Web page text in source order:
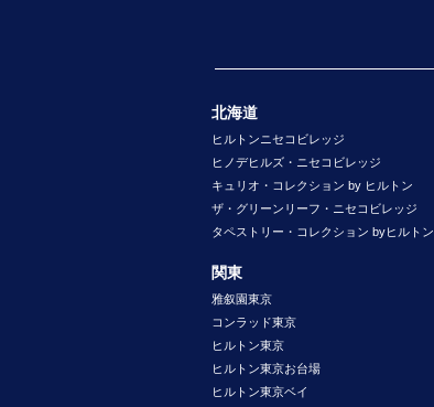
北海道
ヒルトンニセコビレッジ
ヒノデヒルズ・ニセコビレッジ
キュリオ・コレクション by ヒルトン
ザ・グリーンリーフ・ニセコビレッジ
タペストリー・コレクション byヒルトン
関東
雅叙園東京
コンラッド東京
ヒルトン東京
ヒルトン東京お台場
ヒルトン東京ベイ